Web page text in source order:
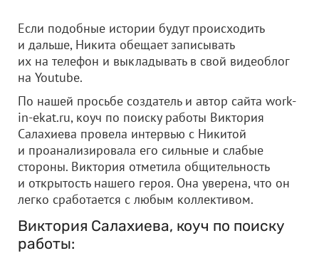
Если подобные истории будут происходить
и дальше, Никита обещает записывать
их на телефон и выкладывать в свой видеоблог
на Youtube.
По нашей просьбе создатель и автор сайта work-
in-ekat.ru, коуч по поиску работы Виктория
Салахиева провела интервью с Никитой
и проанализировала его сильные и слабые
стороны. Виктория отметила общительность
и открытость нашего героя. Она уверена, что он
легко сработается с любым коллективом.
Виктория Салахиева, коуч по поиску
работы: